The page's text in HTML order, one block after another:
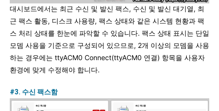
대시보드에서는 최근 수신 및 발신 팩스, 수신 및 발신 대기열, 최
근 팩스 활동, 디스크 사용량, 팩스 상태와 같은 시스템 현황과 팩
스 처리 상태를 한눈에 파악할 수 있습니다. 팩스 상태 표시는 단일
모뎀 사용을 기준으로 구성되어 있으므로, 2개 이상의 모뎀을 사용
하는 경우에는 ttyACM0 Connect(ttyACM0 연결) 항목을 사용자
환경에 맞게 수정해야 합니다.
#3. 수신 팩스함